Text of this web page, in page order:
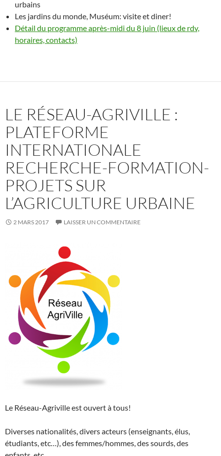
urbains
Les jardins du monde, Muséum: visite et diner!
Détail du programme après-midi du 8 juin (lieux de rdv,
horaires, contacts)
LE RÉSEAU-AGRIVILLE :
PLATEFORME
INTERNATIONALE
RECHERCHE-FORMATION-
PROJETS SUR
L’AGRICULTURE URBAINE
2 MARS 2017 LAISSER UN COMMENTAIRE
Le Réseau-Agriville est ouvert à tous!
Diverses nationalités, divers acteurs (enseignants, élus,
étudiants, etc…), des femmes/hommes, des sourds, des